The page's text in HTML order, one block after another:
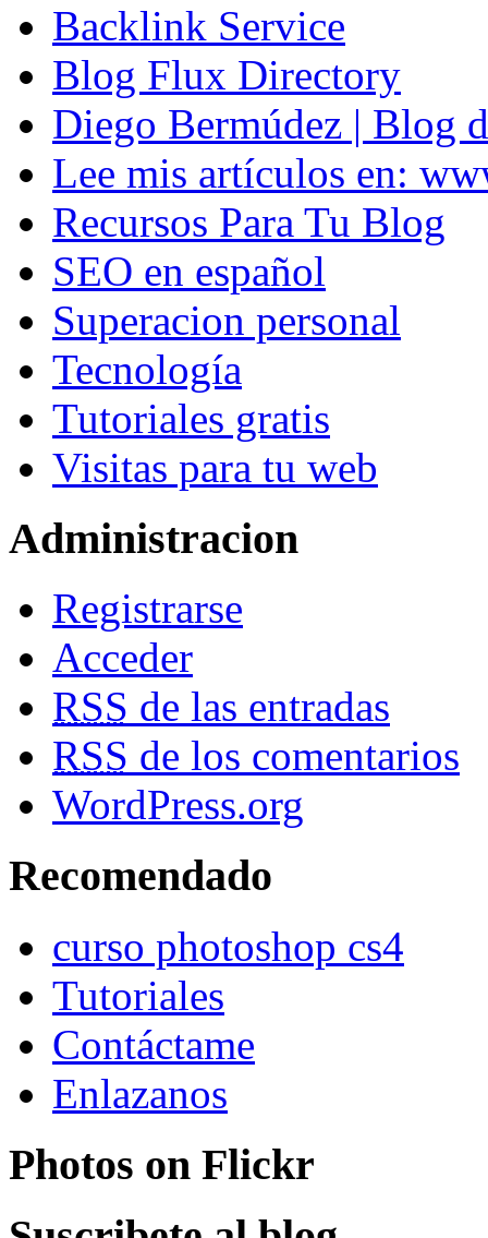
Backlink Service
Blog Flux Directory
Diego Bermúdez | Blog
Lee mis artículos en:
Recursos Para Tu Blog
SEO en español
Superacion personal
Tecnología
Tutoriales gratis
Visitas para tu web
Administracion
Registrarse
Acceder
RSS de las entradas
RSS de los comentarios
WordPress.org
Recomendado
curso photoshop cs4
Tutoriales
Contáctame
Enlazanos
Photos on Flickr